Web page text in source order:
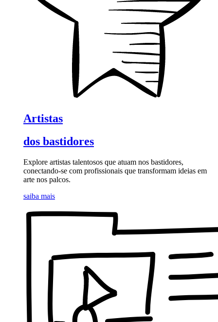
Artistas
dos bastidores
Explore artistas talentosos que atuam nos bastidores,
conectando-se com profissionais que transformam ideias em
arte nos palcos.
saiba mais